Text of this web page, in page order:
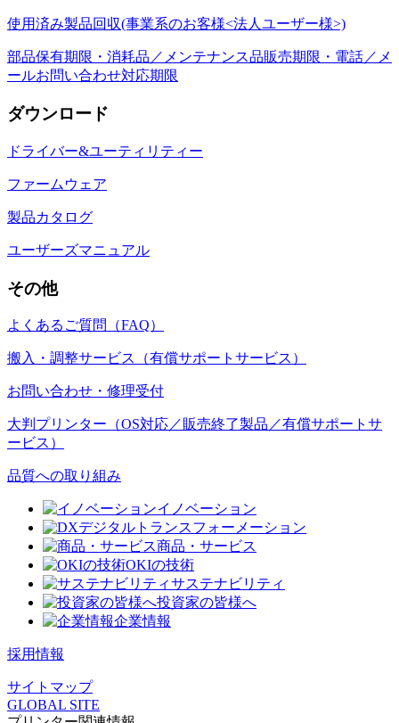
使用済み製品回収(事業系のお客様<法人ユーザー様>)
部品保有期限・消耗品／メンテナンス品販売期限・電話／メ
ールお問い合わせ対応期限
ダウンロード
ドライバー&ユーティリティー
ファームウェア
製品カタログ
ユーザーズマニュアル
その他
よくあるご質問（FAQ）
搬入・調整サービス（有償サポートサービス）
お問い合わせ・修理受付
大判プリンター（OS対応／販売終了製品／有償サポートサ
ービス）
品質への取り組み
イノベーション
デジタルトランスフォーメーション
商品・サービス
OKIの技術
サステナビリティ
投資家の皆様へ
企業情報
採用情報
サイトマップ
GLOBAL SITE